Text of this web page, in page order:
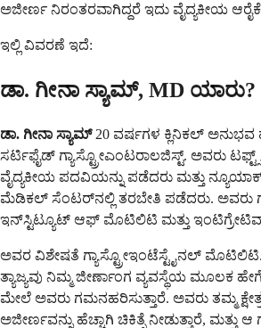
ಅಜೀರ್ಣ ನಿರಂತರವಾಗಿದ್ದರೆ ಇದು ವೈದ್ಯಕೀಯ
ಇಲ್ಲಿ ವಿವರಣೆ ಇದೆ:
ಡಾ. ಗೀನಾ ಸ್ಯಾಮ್, MD ಯಾರು?
ಡಾ. ಗೀನಾ ಸ್ಯಾಮ್20 ವರ್ಷಗಳ ಕ್ಲಿನಿಕಲ್
ಸರ್ಟಿಫೈಡ್ ಗ್ಯಾಸ್ಟ್ರೋಎಂಟರಾಲಜಿಸ್ಟ್. ಅವರು
ವೈದ್ಯಕೀಯ ಪದವಿಯನ್ನು ಪಡೆದರು ಮತ್ತು
ಮೆಡಿಕಲ್ ಸೆಂಟರ್‌ನಲ್ಲಿ ತರಬೇತಿ ಪಡೆದರು. ಅವರು
ಇನ್‌ಸ್ಟಿಟ್ಯೂಟ್ ಆಫ್ ಮೊಟಿಲಿಟಿ ಮತ್ತು ಇಂಟಿಗ್ರೇಟಿವ್
ಅವರ ವಿಶೇಷತೆ ಗ್ಯಾಸ್ಟ್ರೋಇಂಟೆಸ್ಟೈನಲ್
ತ್ಯಾಜ್ಯವು ನಿಮ್ಮ ಜೀರ್ಣಾಂಗ ವ್ಯವಸ್ಥೆಯ ಮೂಲಕ
ಮೇಲೆ ಅವರು ಗಮನಹರಿಸುತ್ತಾರೆ. ಅವರು ತಮ್ಮ
ಅಜೀರ್ಣವನ್ನು ಹೆಚ್ಚಾಗಿ ಚಿಕಿತ್ಸೆ ನೀಡುತ್ತಾರೆ,